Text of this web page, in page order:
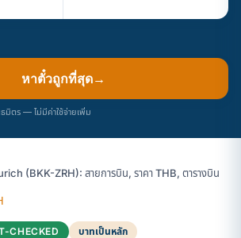
หาตั๋วถูกที่สุด→
มิตร — ไม่มีค่าใช้จ่ายเพิ่ม
(BKK-ZRH): สายการบิน, ราคา THB, ตารางบิน
CHECKED บาทเป็นหลัก